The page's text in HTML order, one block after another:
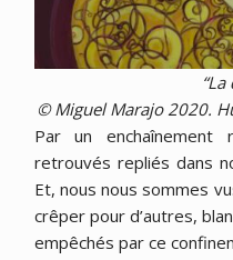
© Miguel Marajo 2020.
Par un enchaînement
retrouvés repliés dans
Et, nous nous sommes
crêper pour d’autres,
empêchés par ce